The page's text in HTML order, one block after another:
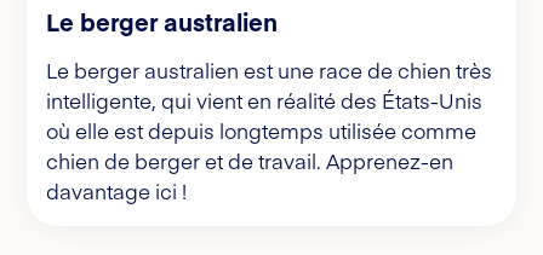
Le berger australien
Le berger australien est une race de chien très
intelligente, qui vient en réalité des États-Unis
où elle est depuis longtemps utilisée comme
chien de berger et de travail. Apprenez-en
davantage ici !